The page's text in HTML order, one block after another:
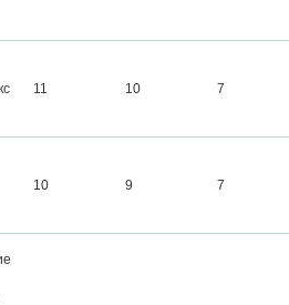
11 10 7
10 9 7